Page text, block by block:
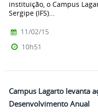
instituição, o Campus
Sergipe (IFS)...
11/02/15
10h51
Campus Lagarto levanta
Desenvolvimento Anual